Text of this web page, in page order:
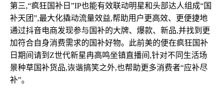
第三,“疯狂国补日”IP也能有效联动明星和头部达人组成“国
补天团”,最大化撬动流量效益,帮助用户更高效、更便捷地
通过抖音电商发现参与国补的大牌、爆款、新品,并找到更
加符合自身消费需求的国补好物。此前美的便在疯狂国补
日期间请到Z世代新星冉高鸣坐镇直播间,针对不同生活场
景种草国补货品,诙谐搞笑之外,也帮助更多消费者“应补尽
补”。